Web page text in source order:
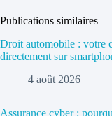
Publications similaires
Droit automobile : votre
directement sur
4 août 2026
Assurance cyber :